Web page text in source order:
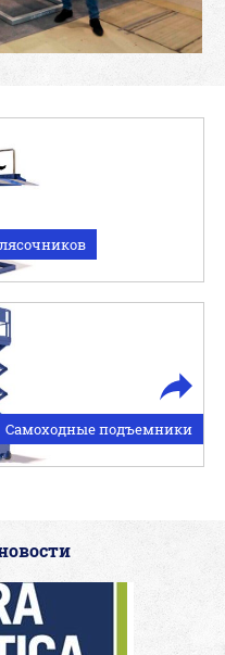
Самоходные подъемники